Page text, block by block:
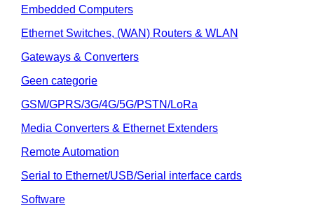
Embedded Computers
Ethernet Switches, (WAN) Routers & WLAN
Gateways & Converters
Geen categorie
GSM/GPRS/3G/4G/5G/PSTN/LoRa
Media Converters & Ethernet Extenders
Remote Automation
Serial to Ethernet/USB/Serial interface cards
Software